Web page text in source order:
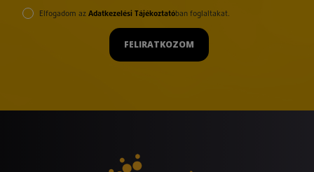
Elfogadom az Adatkezelési Tájékoztatóban foglaltakat.
FELIRATKOZOM